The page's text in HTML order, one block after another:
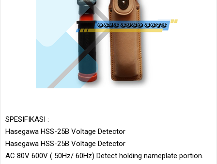
SPESIFIKASI :
Hasegawa HSS-25B Voltage Detector
Hasegawa HSS-25B Voltage Detector
AC 80V 600V ( 50Hz/ 60Hz) Detect holding nameplate portion.